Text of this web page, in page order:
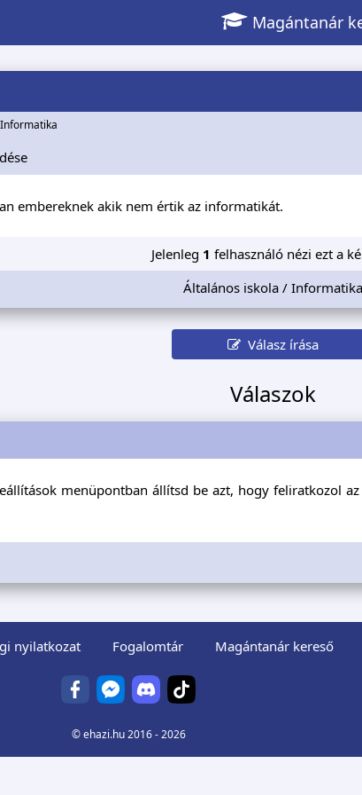
Magántanár
Informatika
embereknek akik nem értik az informatikát.
Jelenleg 1 felhasználó nézi ezt a
Általános iskola / Informatika
Válasz írása
Válaszok
menüpontban állítsd be azt, hogy feliratkozol
nyilatkozat Fogalomtár Magántanár kereső
©ehazi.hu2016 - 2026